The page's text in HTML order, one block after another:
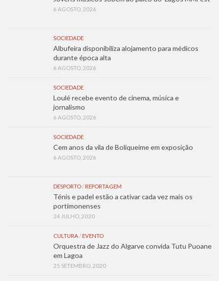
6 AGOSTO, 2026
SOCIEDADE
Albufeira disponibiliza alojamento para médicos
durante época alta
6 AGOSTO, 2026
SOCIEDADE
Loulé recebe evento de cinema, música e
jornalismo
6 AGOSTO, 2026
SOCIEDADE
Cem anos da vila de Boliqueime em exposição
6 AGOSTO, 2026
DESPORTO/ REPORTAGEM
Ténis e padel estão a cativar cada vez mais os
portimonenses
24 JULHO, 2020
CULTURA/ EVENTO
Orquestra de Jazz do Algarve convida Tutu Puoane
em Lagoa
25 SETEMBRO, 2020